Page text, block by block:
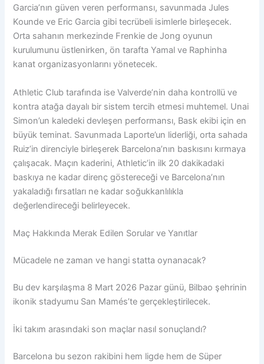
Garcia’nın güven veren performansı, savunmada Jules
Kounde ve Eric Garcia gibi tecrübeli isimlerle birleşecek.
Orta sahanın merkezinde Frenkie de Jong oyunun
kurulumunu üstlenirken, ön tarafta Yamal ve Raphinha
kanat organizasyonlarını yönetecek.
Athletic Club tarafında ise Valverde’nin daha kontrollü ve
kontra atağa dayalı bir sistem tercih etmesi muhtemel. Unai
Simon’un kaledeki devleşen performansı, Bask ekibi için en
büyük teminat. Savunmada Laporte’un liderliği, orta sahada
Ruiz’in direnciyle birleşerek Barcelona’nın baskısını kırmaya
çalışacak. Maçın kaderini, Athletic’in ilk 20 dakikadaki
baskıya ne kadar direnç göstereceği ve Barcelona’nın
yakaladığı fırsatları ne kadar soğukkanlılıkla
değerlendireceği belirleyecek.
Maç Hakkında Merak Edilen Sorular ve Yanıtlar
Mücadele ne zaman ve hangi statta oynanacak?
Bu dev karşılaşma 8 Mart 2026 Pazar günü, Bilbao şehrinin
ikonik stadyumu San Mamés’te gerçekleştirilecek.
İki takım arasındaki son maçlar nasıl sonuçlandı?
Barcelona bu sezon rakibini hem ligde hem de Süper